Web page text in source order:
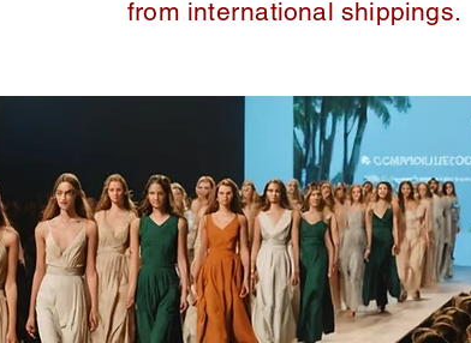
from international shippings.